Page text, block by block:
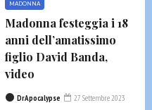
MADONNA
Madonna festeggia i 18
anni dell’amatissimo
figlio David Banda,
video
DrApocalypse 27 Settembre 2023